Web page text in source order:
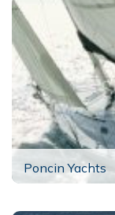
Poncin Yachts